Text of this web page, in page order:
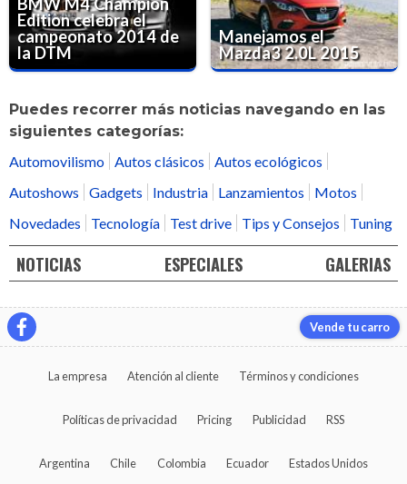
Edition celebra el
campeonato 2014 de
la DTM
Manejamos el
Mazda3 2.0L 2015
Puedes recorrer más noticias navegando en las
siguientes categorías:
Automovilismo Autos clásicos
Autos ecológicos
Autoshows
Gadgets Industria Lanzamientos
Motos
Novedades
Tecnología Test drive Tips y Consejos Tuning
NOTICIAS ESPECIALES GALERIAS
Vende tu carro
La empresa Atención al cliente Términos y condiciones
Políticas de privacidad Pricing Publicidad RSS
Argentina Chile Colombia Ecuador Estados Unidos